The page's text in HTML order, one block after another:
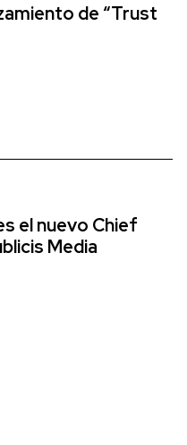
de “Trust
el nuevo Chief
Media